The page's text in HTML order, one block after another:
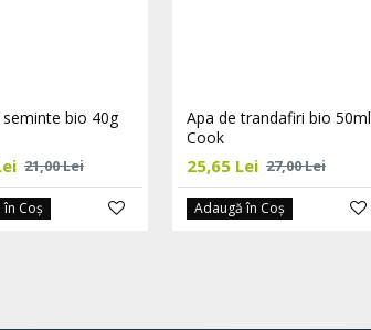
Birdeye bio 20g
21,00 Lei
Busuioc frunze bio 15g
Cook
15,20 Lei 16,00 Lei
bio 40g
21,00 Lei
în Coş
Apa de trandafiri bio 50ml
Cook
25,65 Lei 27,00 Lei
Adaugă în Coş